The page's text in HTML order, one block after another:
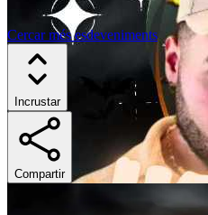
Cercar més esdeveniments
Incrustar
Compartir